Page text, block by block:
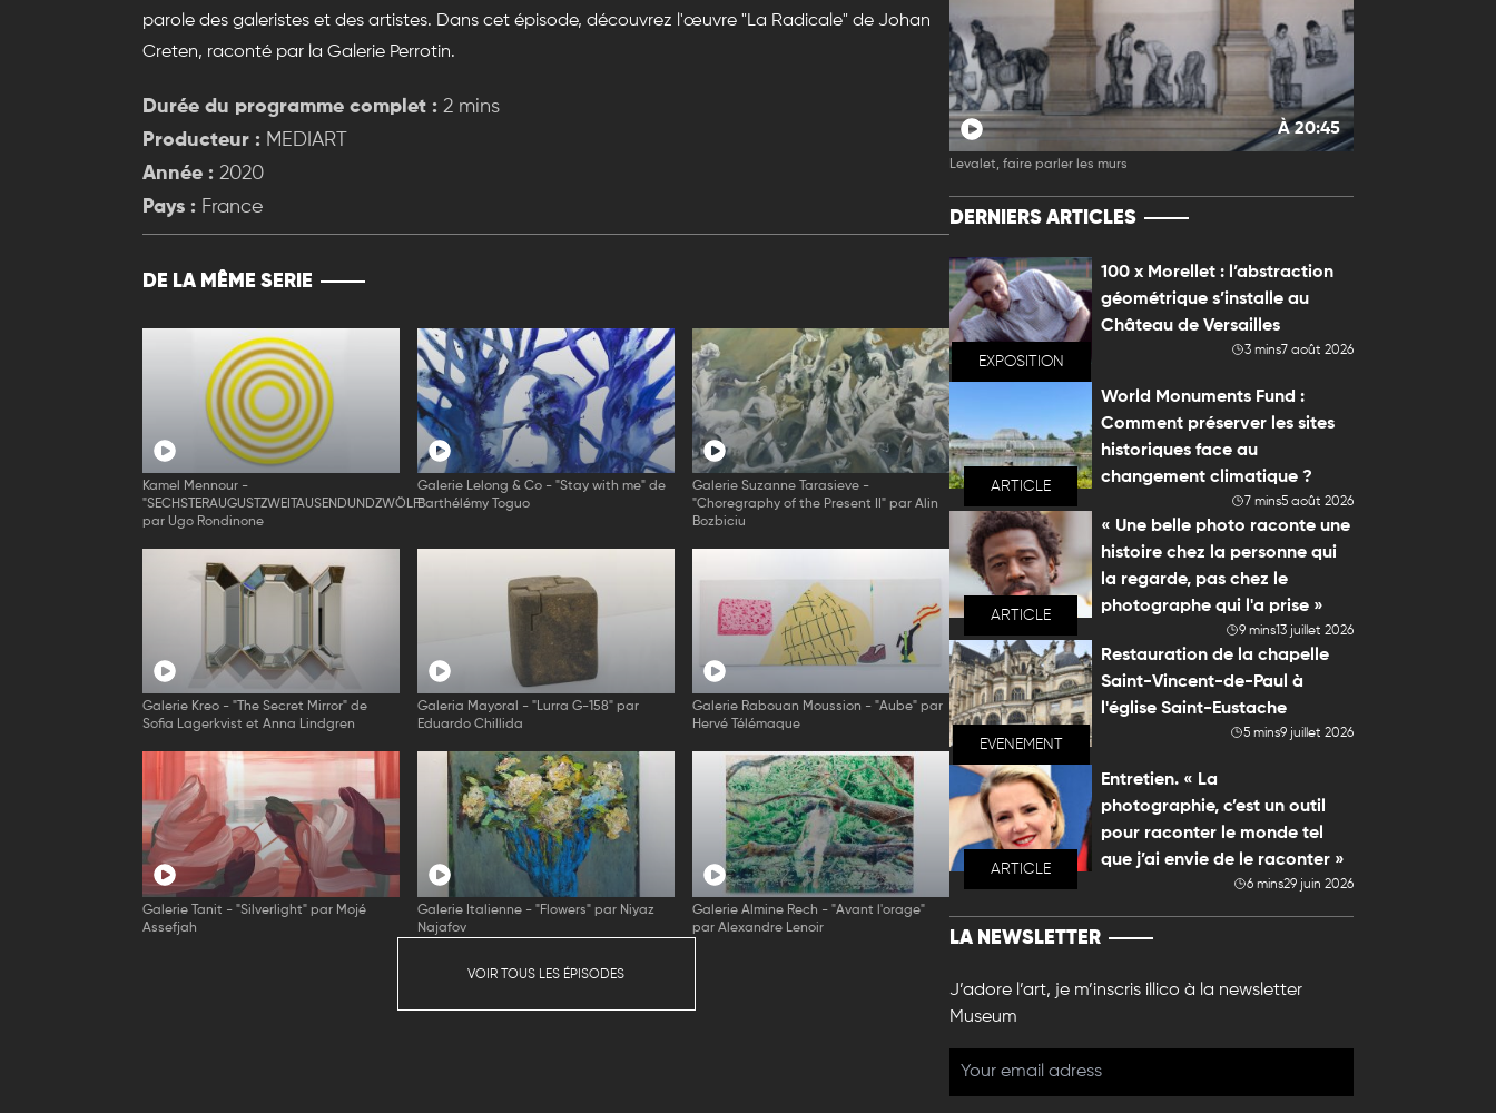
parole des galeristes et des artistes. Dans cet épisode, découvrez l'œuvre "La Radicale" de Johan
Creten, raconté par la Galerie Perrotin.
Durée du programme complet : 2 mins
Producteur : MEDIART
Année : 2020
Pays : France
DE LA MÊME SERIE
Kamel Mennour -
"SECHSTERAUGUSTZWEITAUSENDUNDZWÖLF"
par Ugo Rondinone
Galerie Lelong & Co - "Stay with me" de
Barthélémy Toguo
Galerie Suzanne Tarasieve -
"Choregraphy of the Present II" par Alin
Bozbiciu
Galerie Kreo - "The Secret Mirror" de
Sofia Lagerkvist et Anna Lindgren
Galeria Mayoral - "Lurra G-158" par
Eduardo Chillida
Galerie Rabouan Moussion - "Aube" par
Hervé Télémaque
Galerie Tanit - "Silverlight" par Mojé
Assefjah
Galerie Italienne - "Flowers" par Niyaz
Najafov
Galerie Almine Rech - "Avant l'orage"
par Alexandre Lenoir
VOIR TOUS LES ÉPISODES
À 20:45
Levalet, faire parler les murs
DERNIERS ARTICLES
EXPOSITION
100 x Morellet : l’abstraction
géométrique s’installe au
Château de Versailles
3 mins7 août 2026
ARTICLE
World Monuments Fund :
Comment préserver les sites
historiques face au
changement climatique ?
7 mins5 août 2026
ARTICLE
« Une belle photo raconte une
histoire chez la personne qui
la regarde, pas chez le
photographe qui l'a prise »
9 mins13 juillet 2026
EVENEMENT
Restauration de la chapelle
Saint-Vincent-de-Paul à
l'église Saint-Eustache
5 mins9 juillet 2026
ARTICLE
Entretien. « La
photographie, c’est un outil
pour raconter le monde tel
que j’ai envie de le raconter »
6 mins29 juin 2026
LA NEWSLETTER
J’adore l’art, je m’inscris illico à la newsletter
Museum